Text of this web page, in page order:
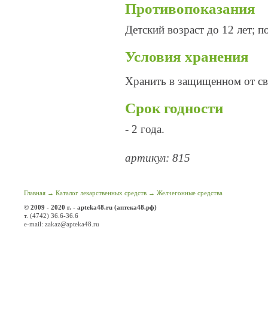
Противопоказания
Детский возраст до 12 лет;
Условия хранения
Хранить в защищенном от
Срок годности
- 2 года.
артикул: 815
Главная → Каталог лекарственных средств → Желчегонные средства
© 2009 - 2020 г. - apteka48.ru (аптека48.рф)
т. (4742) 36.6-36.6
e-mail: zakaz@apteka48.ru